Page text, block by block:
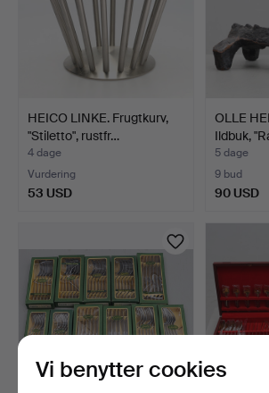
HEICO LINKE. Frugtkurv,
"Stiletto", rustfr…
4 dage
Vurdering
53 USD
OLLE
Ildbuk,
5 dage
9 bud
90 USD
Vi benytter cookies